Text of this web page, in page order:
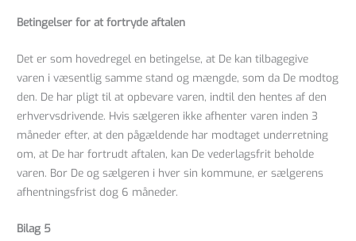
Betingelser for at fortryde aftalen
Det er som hovedregel en betingelse, at De kan tilbagegive
varen i væsentlig samme stand og mængde, som da De modtog
den. De har pligt til at opbevare varen, indtil den hentes af den
erhvervsdrivende. Hvis sælgeren ikke afhenter varen inden 3
måneder efter, at den pågældende har modtaget underretning
om, at De har fortrudt aftalen, kan De vederlagsfrit beholde
varen. Bor De og sælgeren i hver sin kommune, er sælgerens
afhentningsfrist dog 6 måneder.
Bilag 5